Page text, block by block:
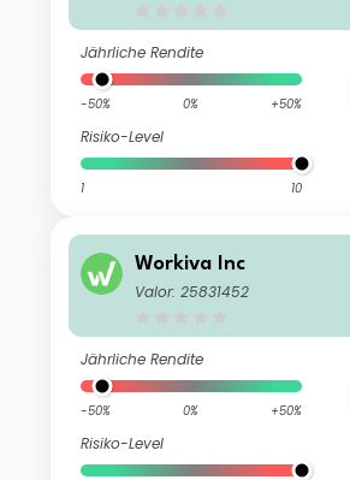
Jährliche Rendite
-50% 0% +50%
Risiko-Level
1 10
Workiva Inc
Valor: 25831452
Jährliche Rendite
-50% 0% +50%
Risiko-Level